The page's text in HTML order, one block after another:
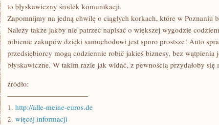
to błyskawiczny środek komunikacji.
Zapomnijmy na jedną chwilę o ciągłych korkach, które w Poznaniu
Należy także jakby nie patrzeć napisać o większej wygodzie
robienie zakupów dzięki samochodowi jest sporo prostsze! Auto
przedsiębiorcy mogą codziennie robić jakieś biznesy, bez wątpienia
błyskawiczne. W takim razie jak widać, z pewnością przydałoby się
źródło:
———————————
1. http://alle-meine-euros.de
2. więcej informacji